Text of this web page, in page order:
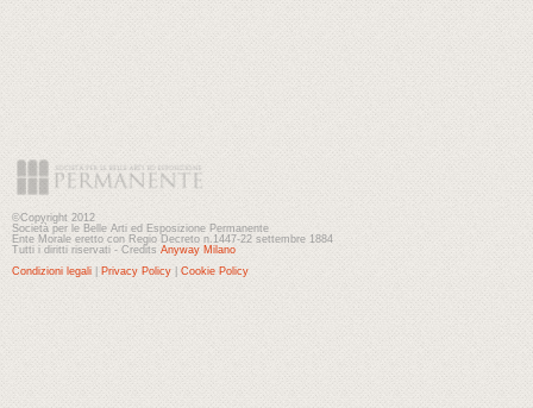
©Copyright 2012
Società per le Belle Arti ed Esposizione Permanente
Ente Morale eretto con Regio Decreto n.1447-22 settembre 1884
Tutti i diritti riservati - Credits Anyway Milano
Condizioni legali
Privacy Policy Cookie Policy